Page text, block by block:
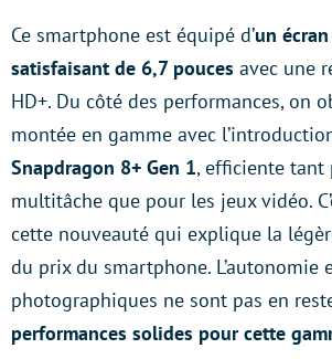
Ce smartphone est équipé d’un
satisfaisant de 6,7 pouces avec une
HD+. Du côté des performances, on
montée en gamme avec
Snapdragon 8+ Gen 1, efficiente tant
multitâche que pour les jeux vidéo.
cette nouveauté qui explique la
du prix du smartphone. L’autonomie
photographiques ne sont pas en
performances solides pour cette